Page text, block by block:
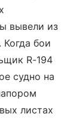
вывели из
бои
R-194
судно на
листах